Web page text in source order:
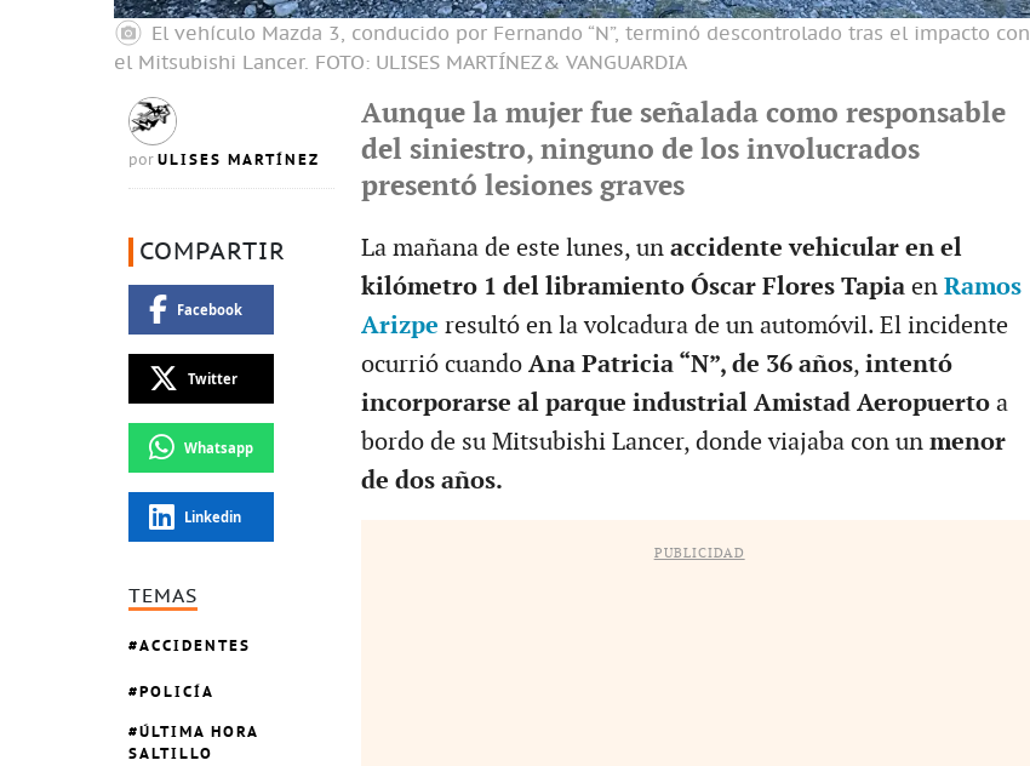
El vehículo Mazda 3, conducido por Fernando “N”, terminó descontrolado tras el impacto con
el Mitsubishi Lancer. FOTO: ULISES MARTÍNEZ& VANGUARDIA
por ULISES MARTÍNEZ
COMPARTIR
Facebook
Twitter
Whatsapp
Linkedin
TEMAS
ACCIDENTES
POLICÍA
ÚLTIMA HORA
SALTILLO
Aunque la mujer fue señalada como responsable
del siniestro, ninguno de los involucrados
presentó lesiones graves
La mañana de este lunes, un accidente vehicular en el
kilómetro 1 del libramiento Óscar Flores Tapiaen Ramos
Arizpe resultó en la volcadura de un automóvil. El incidente
ocurrió cuandoAna Patricia “N”, de 36 años, intentó
incorporarse al parque industrial Amistad Aeropuertoa
bordo de su Mitsubishi Lancer, donde viajaba con un menor
de dos años.
PUBLICIDAD